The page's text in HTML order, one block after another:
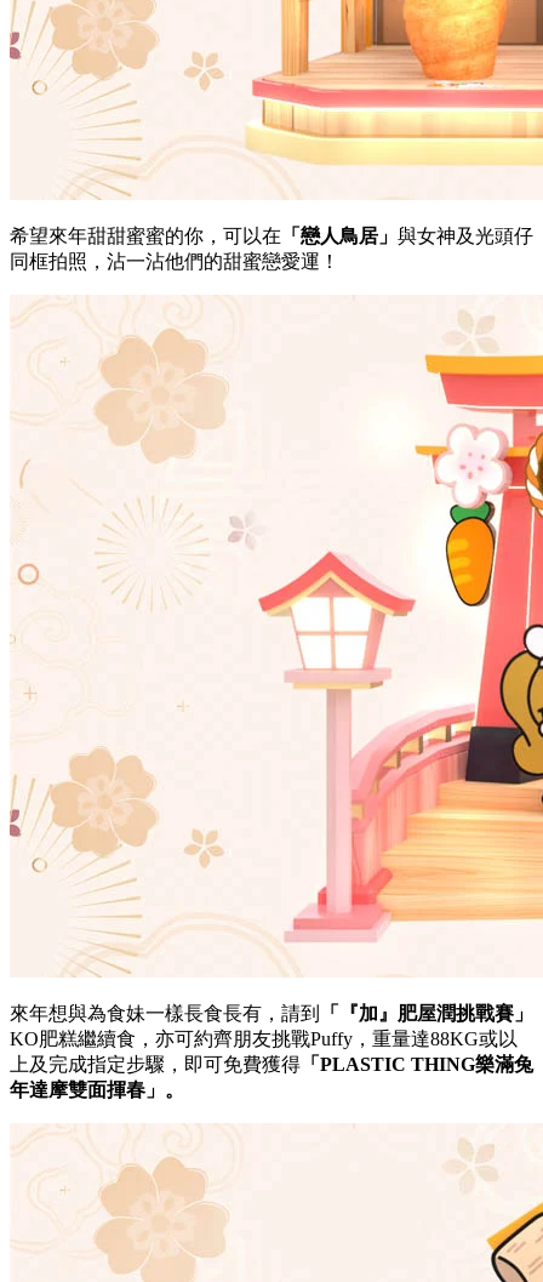
希望來年甜甜蜜蜜的你，可以在 「戀人鳥居」 與女神及光頭仔
同框拍照，沾一沾他們的甜蜜戀愛運！
來年想與為食妹一樣長食長有，請到 「 『加 』 肥屋潤挑戰賽」
KO肥糕繼續食，亦可約齊朋友挑戰Puffy，重量達88KG或以
上及完成指定步驟，即可免費獲得 「 PLASTIC THING樂滿兔
年達摩雙面揮春 」。